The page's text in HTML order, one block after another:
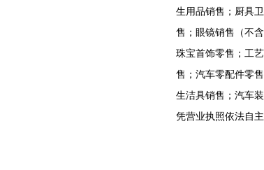
生用品销售；厨具
售；眼镜销售（不
珠宝首饰零售；工
售；汽车零配件零
生洁具销售；汽车
凭营业执照依法自